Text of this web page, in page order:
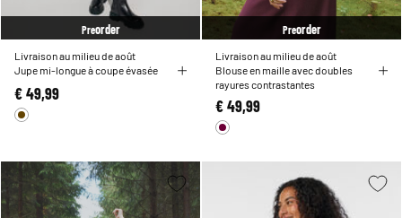
Preorder
Livraison au milieu de août
Jupe mi-longue à coupe évasée
€ 49,99
Preorder
Livraison au milieu de août
Blouse en maille avec doubles
rayures contrastantes
€ 49,99